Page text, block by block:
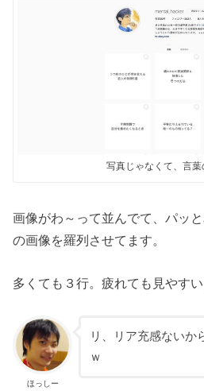
写真じゃなくて、言葉
画像がわ～って並んでて、パッ
の画像を羅列させてます。
多くても３行。疲れても見やす
ほっしー
リ、リア充感ないか
ｗ